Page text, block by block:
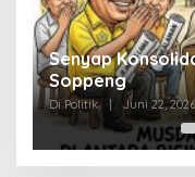
Senyap
Soppeng
Di Politik | Juni 22, 2026